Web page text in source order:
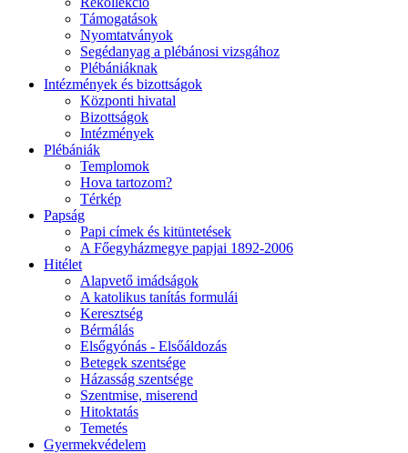
Támogatások
Nyomtatványok
Segédanyag a plébánosi vizsgához
Plébániáknak
Intézmények és bizottságok
Központi hivatal
Bizottságok
Intézmények
Plébániák
Templomok
Hova tartozom?
Térkép
Papság
Papi címek és kitüntetések
A Főegyházmegye papjai 1892-2006
Hitélet
Alapvető imádságok
A katolikus tanítás formulái
Keresztség
Bérmálás
Elsőgyónás - Elsőáldozás
Betegek szentsége
Házasság szentsége
Szentmise, miserend
Hitoktatás
Temetés
Gyermekvédelem